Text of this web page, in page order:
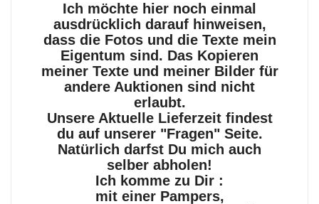
Ich möchte hier noch einmal
ausdrücklich darauf hinweisen,
dass die Fotos und die Texte mein
Eigentum sind. Das Kopieren
meiner Texte und meiner Bilder für
andere Auktionen sind nicht
erlaubt.
Unsere Aktuelle Lieferzeit findest
du auf unserer "Fragen" Seite.
Natürlich darfst Du mich auch
selber abholen!
Ich komme zu Dir :
mit einer Pampers,